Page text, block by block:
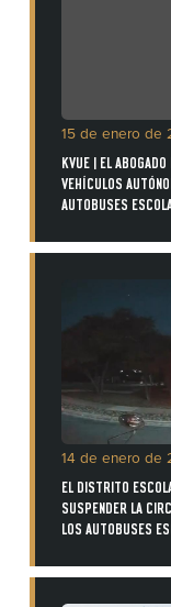
15 de enero de
KVUE | EL
VEHÍCULOS
AUTOBUSES
14 de enero de
EL DISTRITO
SUSPENDER LA
LOS AUTOBUSES